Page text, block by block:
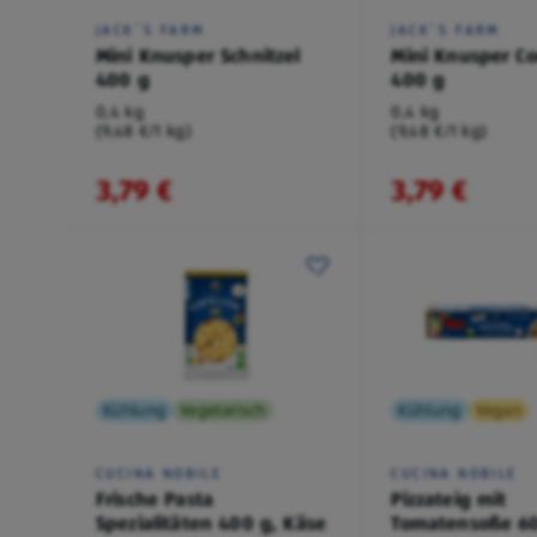
JACK´S FARM
Mini Knusper Schnitzel
400 g
0,4 kg
(9,48 €/1 kg)
3,79 €
JACK´S FARM
Mini Knusper
400 g
0,4 kg
(9,48 €/1 kg)
3,79 €
Kühlung Vegetarisch
CUCINA NOBILE
Frische Pasta
Spezialitäten 400 g, Käse
Kühlung Vegan
CUCINA NOBILE
Pizzateig mit
Tomatensoße